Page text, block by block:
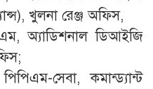
খুলনা রেঞ্জ অফিস,
অ্যাডিশনাল ডিআইজি
সেবা, কমান্ড্যান্ট